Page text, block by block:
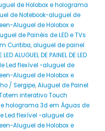
de Holobox e holograma
de Notebook-aluguel de
Aluguel de Holobox e
de Painéis de LED e TVs
Curitiba,aluguel de painel
LED ALUGUEL DE PAINEL DE LED
Led flexível -aluguel de
Aluguel de Holobox e
/ Sergipe,Aluguel de Painel
interativo Touch
holograma 3d em Águas de
Led flexível -aluguel de
Aluguel de Holobox e